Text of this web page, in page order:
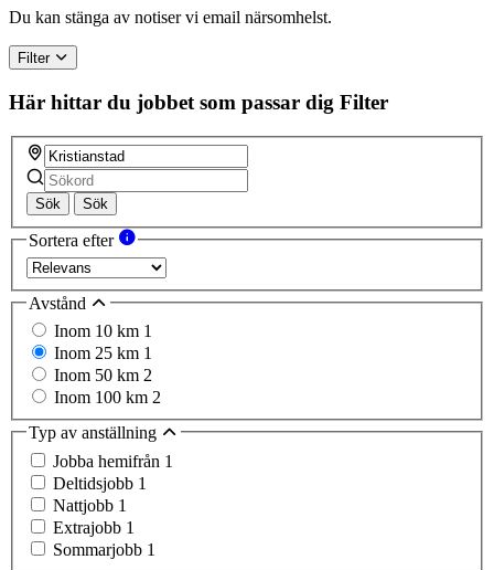
a
ignore
this
field
Du kan stänga av notiser vi email närsomhelst.
Filter
Här hittar du jobbet som passar dig Filter
Sök Sök
Sortera efter
Avstånd
Inom 10 km 1
Inom 25 km 1
Inom 50 km 2
Inom 100 km 2
Typ av anställning
Jobba hemifrån 1
Deltidsjobb 1
Nattjobb 1
Extrajobb 1
Sommarjobb 1